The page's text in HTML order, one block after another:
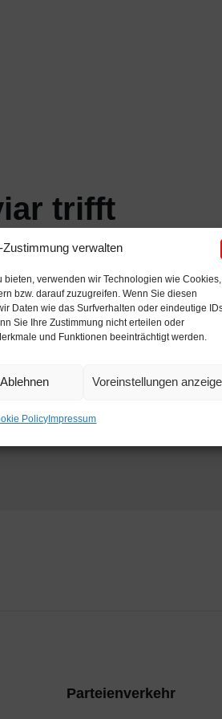
Zustimmung verwalten
verwenden wir Technologien wie Cookies,
bzw. darauf zuzugreifen. Wenn Sie diesen
Daten wie das Surfverhalten oder eindeutige
Sie Ihre Zustimmung nicht erteilen oder
und Funktionen beeinträchtigt werden.
Ablehnen Voreinstellungen
PolicyImpressum
trifft
Parteienverkehr